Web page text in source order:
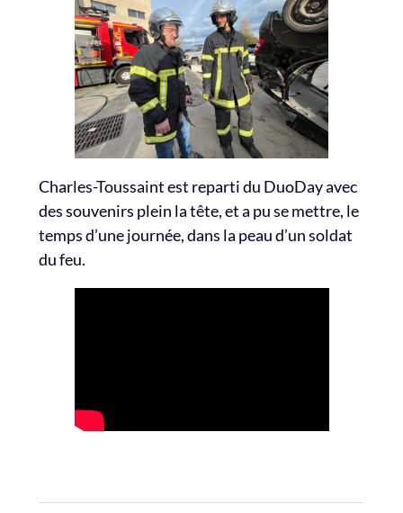
Charles-Toussaint est reparti du DuoDay avec
des souvenirs plein la tête, et a pu se mettre, le
temps d’une journée, dans la peau d’un soldat
du feu.